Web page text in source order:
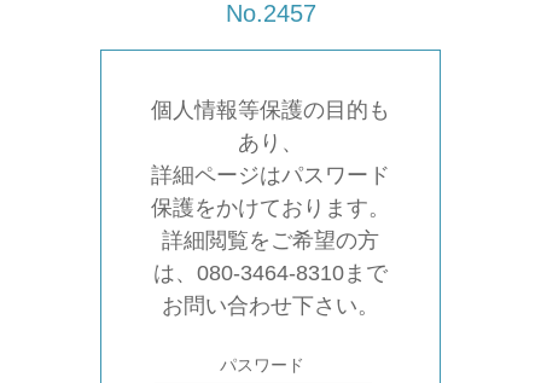
No.2457
個人情報等保護の目的も
あり、
詳細ページはパスワード
保護をかけております。
詳細閲覧をご希望の方
は、080-3464-8310まで
お問い合わせ下さい。
パスワード